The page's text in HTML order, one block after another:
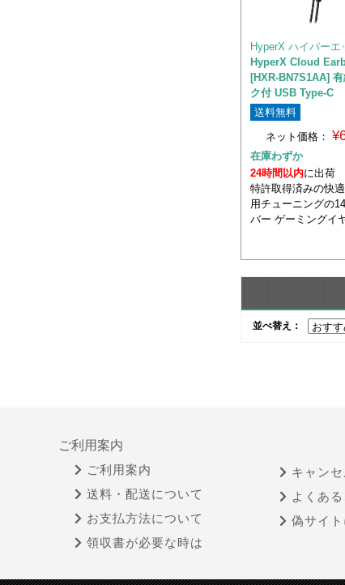
HyperX ハイパーエ
HyperX Cloud
[HXR-BN7S1AA]
ク付 USB Type-C
送料無料
ネット価格：
在庫わずか
24時間以内に出荷
特許取得済みの快
用チューニングの
バー ゲーミングイ
並べ替え：
ご利用案内
ご利用案内
送料・配送について
お支払方法について
領収書が必要な時は
キャン
よくあ
偽サイ